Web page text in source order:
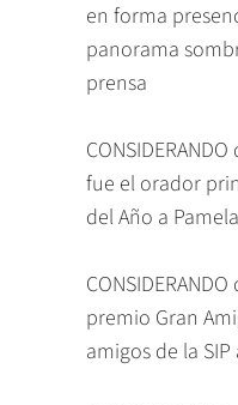
en forma
panorama
prensa
fue el orador
del Año a
premio Gran
amigos de la